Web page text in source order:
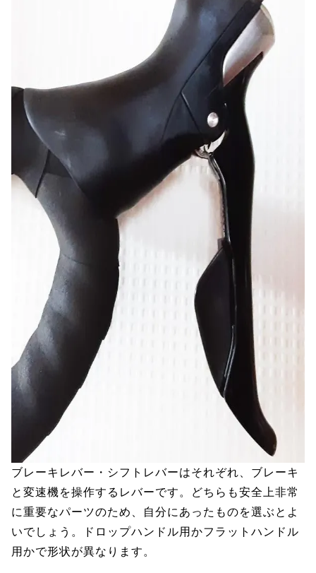
ブレーキレバー・シフトレバーはそれぞれ、ブレーキ
と変速機を操作するレバーです。どちらも安全上非常
に重要なパーツのため、自分にあったものを選ぶとよ
いでしょう。ドロップハンドル用かフラットハンドル
用かで形状が異なります。